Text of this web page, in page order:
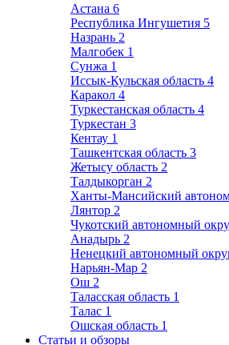
Астана 6
Республика Ингушетия 5
Назрань 2
Малгобек 1
Сунжа 1
Иссык-Кульская область 4
Каракол 4
Туркестанская область 4
Туркестан 3
Кентау 1
Ташкентская область 3
Жетысу область 2
Талдыкорган 2
Ханты-Мансийский
Лянтор 2
Чукотский автономный
Анадырь 2
Ненецкий автономный
Нарьян-Мар 2
Ош 2
Таласская область 1
Талас 1
Ошская область 1
Статьи и обзоры